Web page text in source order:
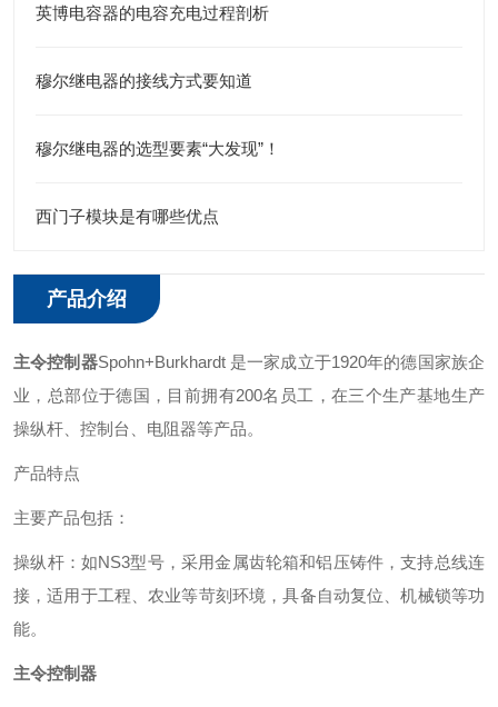
英博电容器的电容充电过程剖析
穆尔继电器的接线方式要知道
穆尔继电器的选型要素“大发现”！
西门子模块是有哪些优点
产品介绍
主令控制器Spohn+Burkhardt 是一家成立于1920年的德国家族企
业，总部位于德国，目前拥有200名员工，在三个生产基地生产
操纵杆、控制台、电阻器等产品。 ‌
产品特点
主要产品包括：
‌操纵杆‌：如NS3型号，采用金属齿轮箱和铝压铸件，支持总线连
接，适用于工程、农业等苛刻环境，具备自动复位、机械锁等功
能。 ‌
主令控制器